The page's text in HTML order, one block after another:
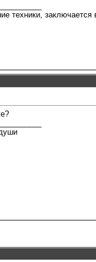
техники,